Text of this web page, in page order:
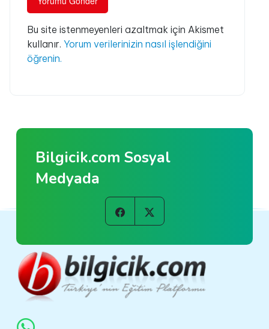
Bu site istenmeyenleri azaltmak için Akismet
kullanır. Yorum verilerinizin nasıl işlendiğini
öğrenin.
Bilgicik.com Sosyal
Medyada